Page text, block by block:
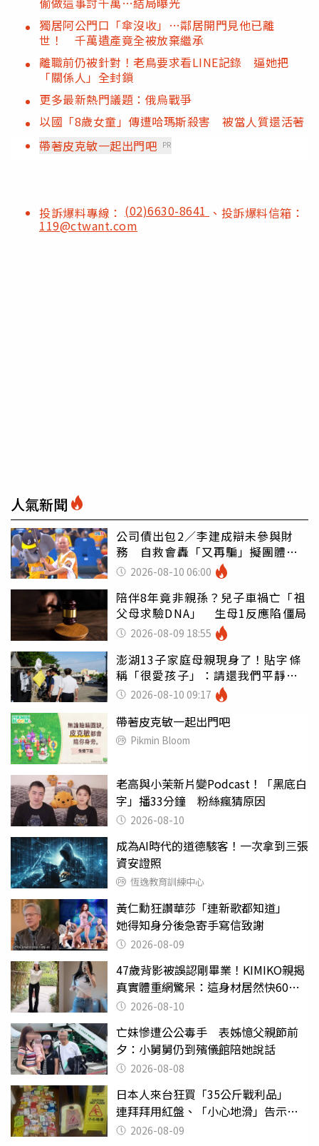
獨居阿公門口「傘沒收」…鄰居開門見他已離
世！ 千萬遺產竟全被放棄繼承
離職前仍被針對！老鳥要求看LINE記錄 逼她把
「關係人」全封鎖
更多最新熱門議題：俄烏戰爭
以國「8歲女童」傳遭哈瑪斯殺害 被當人質還活著
帶著皮克敏一起出門吧 PR
投訴爆料專線： (02)6630-8641 、投訴爆料信箱：
119@ctwant.com
人氣新聞
公司債出包2／李建成辯未參與財
務 自救會轟「又再騙」擬團體訴
訟 2026-08-10 06:00
陪伴8年竟非親孫？兒子車禍亡「祖
父母求驗DNA」 生母1反應陷僵局
2026-08-09 18:55
澎湖13子家庭母親現身了！貼字條
稱「很愛孩子」：請還我們平靜生
活 2026-08-10 09:17
帶著皮克敏一起出門吧
Pikmin Bloom
老高與小茉新片變Podcast！「黑底白
字」播33分鐘 粉絲瘋猜原因
2026-08-10
成為AI時代的道德駭客！一次拿到三張
資安證照
恆逸教育訓練中心
黃仁勳狂讚華莎「連新歌都知道」
她得知身分後急寄手寫信致謝
2026-08-09
47歲背影被誤認剛畢業！KIMIKO親揭
真實體重網驚呆：這身材居然快60公
斤？2026-08-10
亡妹慘遭公公毒手 表姊憶父親節前
夕：小舅舅仍到殯儀館陪她說話
2026-08-08
日本人來台狂買「35公斤戰利品」
連拜拜用紅盤、「小心地滑」告示牌
也帶回家
2026-08-09